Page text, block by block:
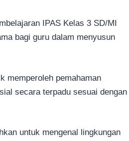
IPAS Kelas 3 SD/MI
bagi guru dalam menyusun
memperoleh pemahaman
secara terpadu sesuai dengan
untuk mengenal lingkungan